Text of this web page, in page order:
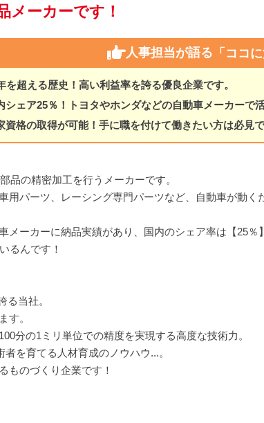
メーカーです！
人事担当が語る 「ココ
を超える歴史！高い利益率を誇る優良企業です。
シェア25％！トヨタやホンダなどの自動車メーカーで活
資格の取得が可能！手に職を付けて働きたい方は必見で
品の精密加工を行うメーカーです。
パーツ、レーシング専門パーツなど、自動車が動く
ーカーに納品実績があり、国内のシェア率は【25％
るんです！
る当社。
す。
分の1ミリ単位での精度を実現する高度な技術力。
を育てる人材育成のノウハウ...。
ものづくり企業です！